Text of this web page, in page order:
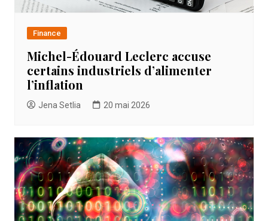
Finance
Michel-Édouard Leclerc accuse
certains industriels d’alimenter
l’inflation
Jena Setlia 20 mai 2026